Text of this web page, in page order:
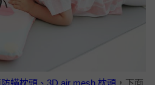
蟎枕頭、3D air mesh 枕頭 ，下面